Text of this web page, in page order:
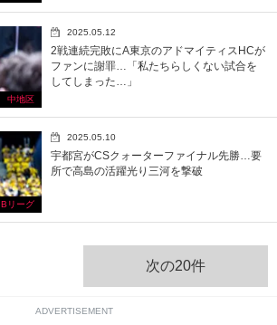
中地区
2025.05.12
2戦連続完敗にA東京のアドマイティスHCが
ファンに謝罪…「私たちらしくない試合を
してしまった…」
Bリーグ
2025.05.10
宇都宮がCSクォーターファイナル先勝…要
所で高島の活躍光り三河を撃破
次の20件
ADVERTISEMENT